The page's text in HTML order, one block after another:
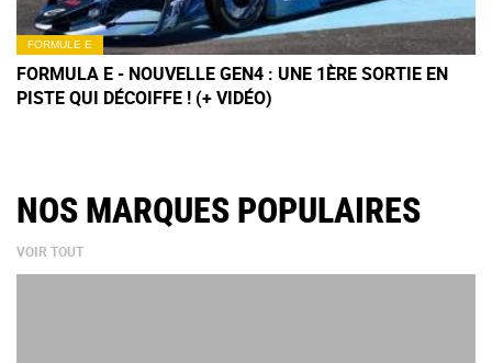
FORMULE E
FORMULA E - NOUVELLE GEN4 : UNE 1ÈRE SORTIE EN
PISTE QUI DÉCOIFFE ! (+ VIDÉO)
NOS MARQUES POPULAIRES
VOIR TOUT